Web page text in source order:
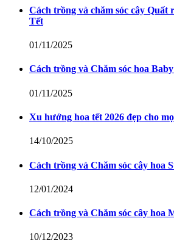
Cách trồng và chăm sóc cây Quất
Tết
01/11/2025
Cách trồng và Chăm sóc hoa
01/11/2025
Xu hướng hoa tết 2026 đẹp cho
14/10/2025
Cách trồng và Chăm sóc cây hoa
12/01/2024
Cách trồng và Chăm sóc cây hoa
10/12/2023